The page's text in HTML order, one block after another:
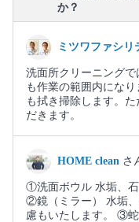
か？
ミツワファシ
洗面所クリーニング
も作業の範囲内にな
も拭き掃除します。
だきます。
HOME clean さ
①洗面ボウル 水垢、
②鏡（ミラー） 水垢
慮もいたします。 ③